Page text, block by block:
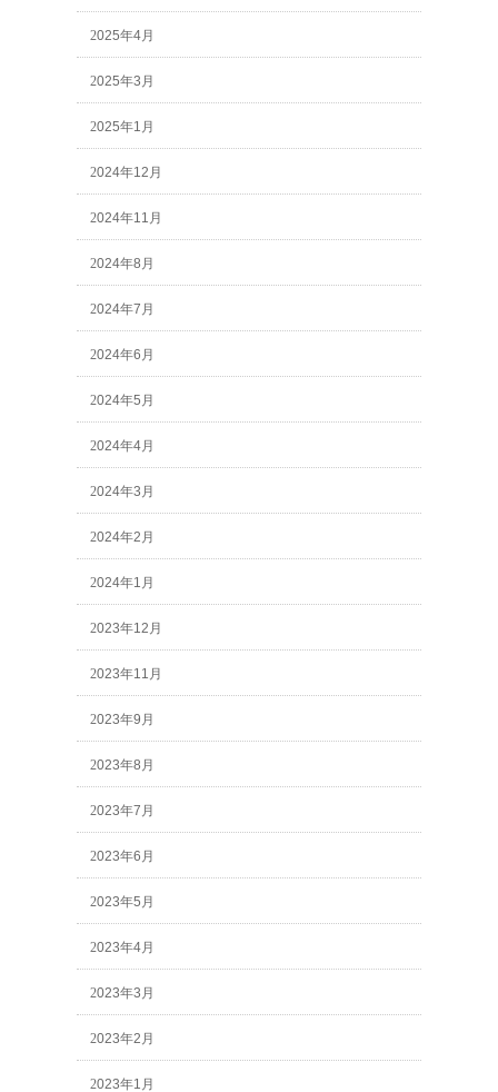
2025年4月
2025年3月
2025年1月
2024年12月
2024年11月
2024年8月
2024年7月
2024年6月
2024年5月
2024年4月
2024年3月
2024年2月
2024年1月
2023年12月
2023年11月
2023年9月
2023年8月
2023年7月
2023年6月
2023年5月
2023年4月
2023年3月
2023年2月
2023年1月